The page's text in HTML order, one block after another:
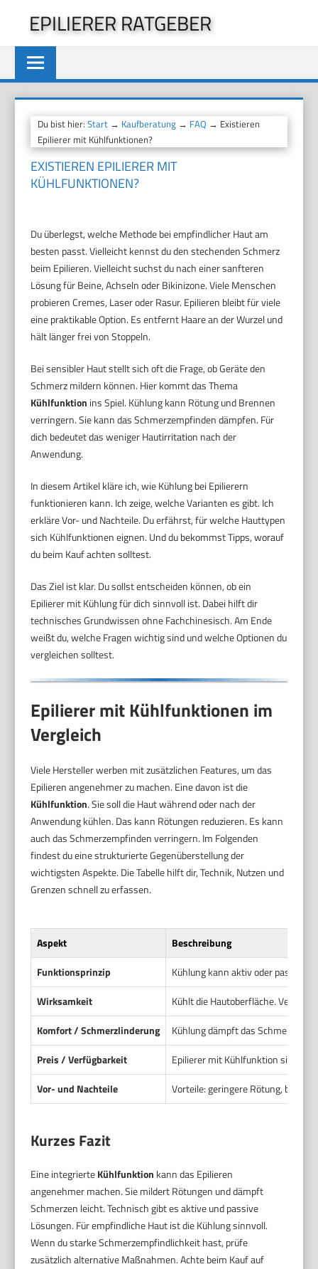
springen
EPILIERER RATGEBER
Du bist hier:Start → Kaufberatung → FAQ → Existieren
Epilierer mit Kühlfunktionen?
EXISTIEREN EPILIERER MIT
KÜHLFUNKTIONEN?
Du überlegst, welche Methode bei empfindlicher Haut am
besten passt. Vielleicht kennst du den stechenden Schmerz
beim Epilieren. Vielleicht suchst du nach einer sanfteren
Lösung für Beine, Achseln oder Bikinizone. Viele Menschen
probieren Cremes, Laser oder Rasur. Epilieren bleibt für viele
eine praktikable Option. Es entfernt Haare an der Wurzel und
hält länger frei von Stoppeln.
Bei sensibler Haut stellt sich oft die Frage, ob Geräte den
Schmerz mildern können. Hier kommt das Thema
Kühlfunktion ins Spiel. Kühlung kann Rötung und Brennen
verringern. Sie kann das Schmerzempfinden dämpfen. Für
dich bedeutet das weniger Hautirritation nach der
Anwendung.
In diesem Artikel kläre ich, wie Kühlung bei Epilierern
funktionieren kann. Ich zeige, welche Varianten es gibt. Ich
erkläre Vor- und Nachteile. Du erfährst, für welche Hauttypen
sich Kühlfunktionen eignen. Und du bekommst Tipps, worauf
du beim Kauf achten solltest.
Das Ziel ist klar. Du sollst entscheiden können, ob ein
Epilierer mit Kühlung für dich sinnvoll ist. Dabei hilft dir
technisches Grundwissen ohne Fachchinesisch. Am Ende
weißt du, welche Fragen wichtig sind und welche Optionen du
vergleichen solltest.
Epilierer mit Kühlfunktionen im
Vergleich
Viele Hersteller werben mit zusätzlichen Features, um das
Epilieren angenehmer zu machen. Eine davon ist die
Kühlfunktion. Sie soll die Haut während oder nach der
Anwendung kühlen. Das kann Rötungen reduzieren. Es kann
auch das Schmerzempfinden verringern. Im Folgenden
findest du eine strukturierte Gegenüberstellung der
wichtigsten Aspekte. Die Tabelle hilft dir, Technik, Nutzen und
Grenzen schnell zu erfassen.
Aspekt
Beschreibung
Funktionsprinzip
Kühlung kann aktiv oder passiv
Wirksamkeit
Kühlt die Hautoberfläche.
Komfort / Schmerzlinderung
Kühlung dämpft das
Preis / Verfügbarkeit
Epilierer mit Kühlfunktion sind
Vor- und Nachteile
Vorteile: geringere Rötung,
Kurzes Fazit
Eine integrierteKühlfunktion kann das Epilieren
angenehmer machen. Sie mildert Rötungen und dämpft
Schmerzen leicht. Technisch gibt es aktive und passive
Lösungen. Für empfindliche Haut ist die Kühlung sinnvoll.
Wenn du starke Schmerzempfindlichkeit hast, prüfe
zusätzlich alternative Maßnahmen. Achte beim Kauf auf